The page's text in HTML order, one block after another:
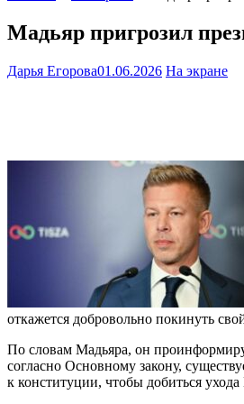
Мадьяр пригрозил
Дарья Егорова01.06.2026 На экране
откажется добровольно покинуть
По словам Мадьяра, он
согласно Основному закону,
к конституции, чтобы добиться